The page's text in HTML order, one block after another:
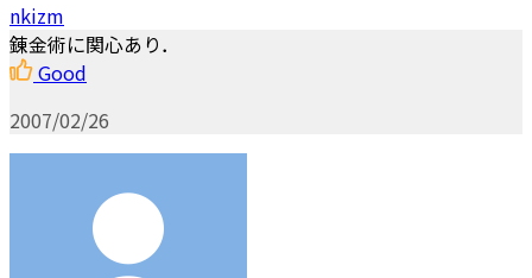
nkizm
錬金術に関心あり．
Good
2007/02/26